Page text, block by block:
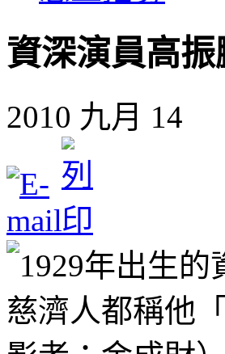
資深演員高
2010 九月 14